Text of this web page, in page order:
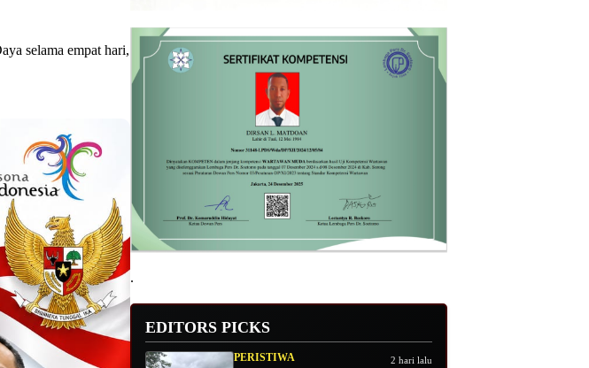
selama empat hari,
.
EDITORS PICKS
PERISTIWA 2 hari lalu